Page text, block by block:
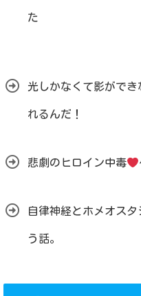
た
光しかなくて影がで
れるんだ！
悲劇のヒロイン中毒
自律神経とホメオス
う話。